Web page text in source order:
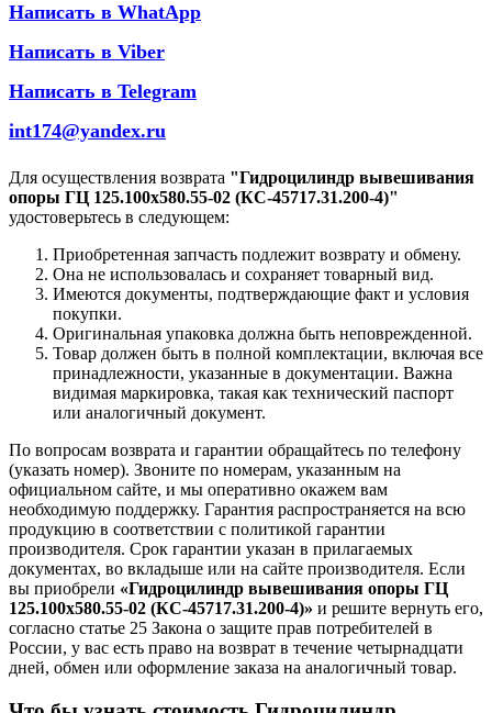
Написать в WhatApp
Написать в Viber
Написать в Telegram
int174@yandex.ru
Для осуществления возврата "Гидроцилиндр вывешивания
опоры ГЦ 125.100х580.55-02 (КС-45717.31.200-4)"
удостоверьтесь в следующем:
Приобретенная запчасть подлежит возврату и обмену.
Она не использовалась и сохраняет товарный вид.
Имеются документы, подтверждающие факт и условия
покупки.
Оригинальная упаковка должна быть неповрежденной.
Товар должен быть в полной комплектации, включая все
принадлежности, указанные в документации. Важна
видимая маркировка, такая как технический паспорт
или аналогичный документ.
По вопросам возврата и гарантии обращайтесь по телефону
(указать номер). Звоните по номерам, указанным на
официальном сайте, и мы оперативно окажем вам
необходимую поддержку. Гарантия распространяется на всю
продукцию в соответствии с политикой гарантии
производителя. Срок гарантии указан в прилагаемых
документах, во вкладыше или на сайте производителя. Если
вы приобрели «Гидроцилиндр вывешивания опоры ГЦ
125.100х580.55-02 (КС-45717.31.200-4)» и решите вернуть его,
согласно статье 25 Закона о защите прав потребителей в
России, у вас есть право на возврат в течение четырнадцати
дней, обмен или оформление заказа на аналогичный товар.